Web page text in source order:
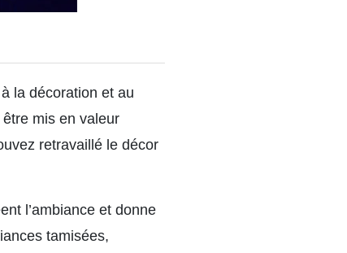
la décoration et au
mis en valeur
retravaillé le décor
l’ambiance et donne
tamisées,